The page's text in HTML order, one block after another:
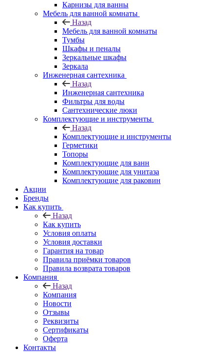
Карнизы для ванны
Мебель для ванной комнаты
Назад
Мебель для ванной комнаты
Тумбы
Шкафы и пеналы
Зеркальные шкафы
Зеркала
Инженерная сантехника
Назад
Инженерная сантехника
Фильтры для воды
Сантехнические люки
Комплектующие и инструменты
Назад
Комплектующие и инструменты
Герметики
Топоры
Комплектующие для ванн
Комплектующие для унитаза
Комплектующие для раковин
Акции
Бренды
Как купить
Назад
Как купить
Условия оплаты
Условия доставки
Гарантия на товар
Правила приёмки товаров
Правила возврата товаров
Компания
Назад
Компания
Новости
Отзывы
Реквизиты
Сертификаты
Оферта
Контакты